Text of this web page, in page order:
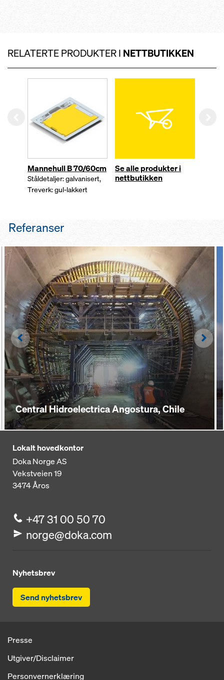
RELATERTE PRODUKTER I NETTBUTIKKEN
Mannehull B 70/60cm
Ståldetaljer: galvanisert,
Treverk: gul-lakkert
Se alle produkter i
nettbutikken
Referanser
Central Hidroelectrica Angostura, Chile
Left
Lokalt hovedkontor
Doka Norge AS
Vekstveien 19
3474Åros
+47 31 00 50 70
norge@doka.com
Nyhetsbrev
Send nyhetsbrev
Presse
Utgiver/Disclaimer
Personvernerklæring